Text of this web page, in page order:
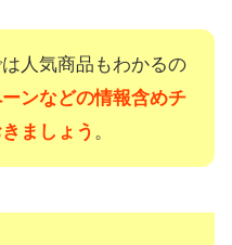
人気商品もわかるの
ンなどの情報含めチ
ましょう 。